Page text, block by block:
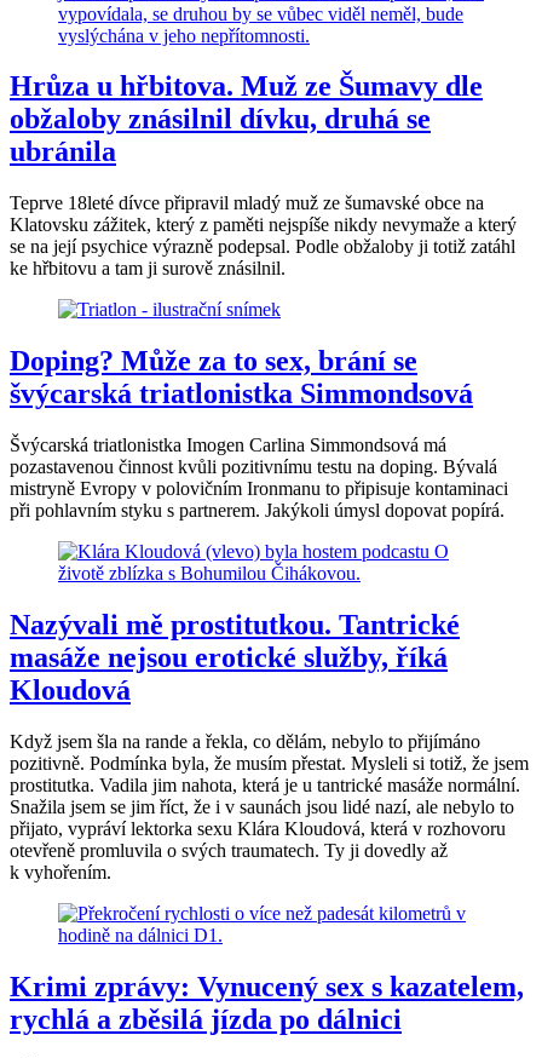
Hrůza u hřbitova. Muž ze Šumavy dle
obžaloby znásilnil dívku, druhá se
ubránila
Teprve 18leté dívce připravil mladý muž ze šumavské obce na
Klatovsku zážitek, který z paměti nejspíše nikdy nevymaže a který
se na její psychice výrazně podepsal. Podle obžaloby ji totiž zatáhl
ke hřbitovu a tam ji surově znásilnil.
Doping? Může za to sex, brání se
švýcarská triatlonistka Simmondsová
Švýcarská triatlonistka Imogen Carlina Simmondsová má
pozastavenou činnost kvůli pozitivnímu testu na doping. Bývalá
mistryně Evropy v polovičním Ironmanu to připisuje kontaminaci
při pohlavním styku s partnerem. Jakýkoli úmysl dopovat popírá.
Nazývali mě prostitutkou. Tantrické
masáže nejsou erotické služby, říká
Kloudová
Když jsem šla na rande a řekla, co dělám, nebylo to přijímáno
pozitivně. Podmínka byla, že musím přestat. Mysleli si totiž, že jsem
prostitutka. Vadila jim nahota, která je u tantrické masáže normální.
Snažila jsem se jim říct, že i v saunách jsou lidé nazí, ale nebylo to
přijato, vypráví lektorka sexu Klára Kloudová, která v rozhovoru
otevřeně promluvila o svých traumatech. Ty ji dovedly až
k vyhořením.
Krimi zprávy: Vynucený sex s kazatelem,
rychlá a zběsilá jízda po dálnici